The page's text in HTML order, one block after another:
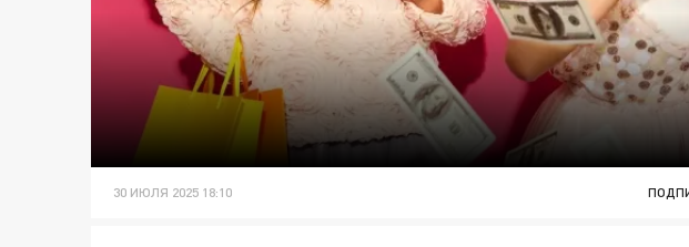
30 ИЮЛЯ 2025 18:10